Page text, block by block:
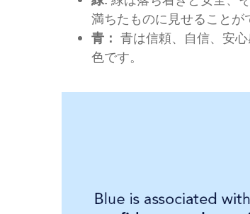
満ちたものに見せることが
青： 青は信頼、自信、安
色です。